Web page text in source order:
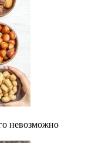
невозможно